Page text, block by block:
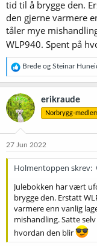
tid til å brygge den.
den gjerne varmere
tåler mye
WLP940. Spent på
R
e
a
k
s
j
o
e
Brede og Steinar
erikraude
Norbrygg-
27 Jun 2022
Holmentoppen skrev:
Julebokken har vært
brygge den. Erstatt
varmere enn vanlig
mishandling. Satte
hvordan den blir